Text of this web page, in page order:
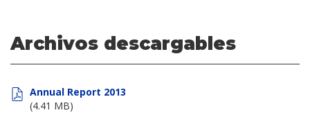
Archivos descargables
Annual Report 2013
(4.41 MB)